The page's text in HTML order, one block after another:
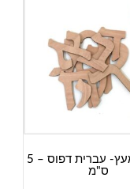
אותיות מעץ- עברית דפוס – 5
ס"מ